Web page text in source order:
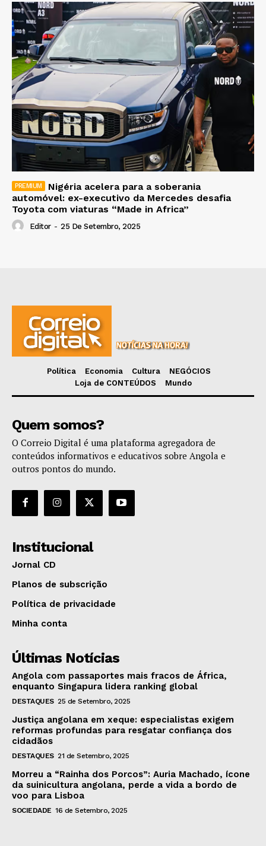
Nigéria acelera para a soberania
automóvel: ex-executivo da Mercedes desafia
Toyota com viaturas “Made in Africa”
Editor - 25 De Setembro, 2025
Política Economia Cultura
NEGÓCIOS
Loja de CONTEÚDOS
Mundo
Quem somos?
O Correio Digital é uma plataforma agregadora de
conteúdos informativos e educativos sobre Angola e
outros pontos do mundo.
Institucional
Jornal CD
Planos de subscrição
Política de privacidade
Minha conta
Últimas Notícias
Angola com passaportes mais fracos de África,
enquanto Singapura lidera ranking global
DESTAQUES 25 de Setembro, 2025
Justiça angolana em xeque: especialistas exigem
reformas profundas para resgatar confiança dos
cidadãos
DESTAQUES 21 de Setembro, 2025
Morreu a “Rainha dos Porcos”: Auria Machado, ícone
da suinicultura angolana, perde a vida a bordo de
voo para Lisboa
SOCIEDADE 16 de Setembro, 2025